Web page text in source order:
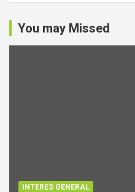
You may Missed
INTERES GENERAL